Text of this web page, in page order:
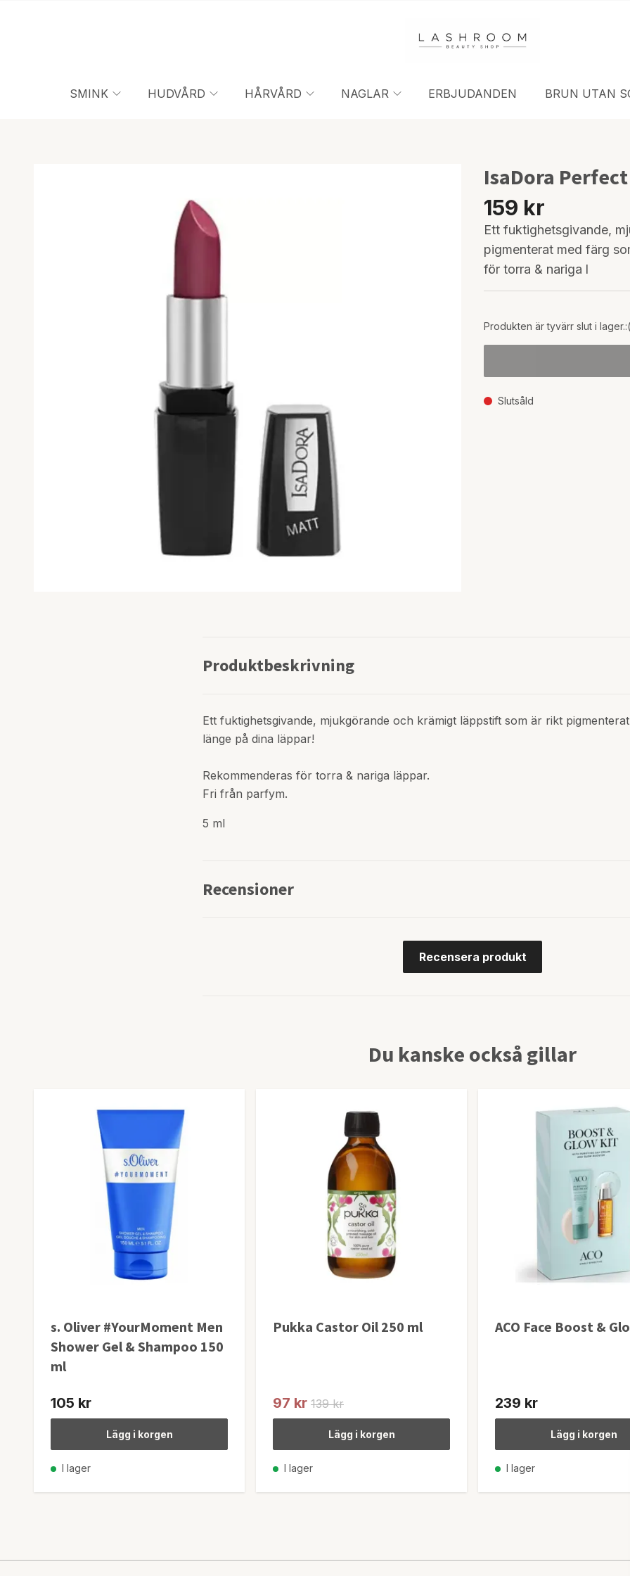
SMINK HUDVÅRD HÅRVÅRD NAGLAR ERBJUDANDEN BRUN UTAN
IsaDora
159 kr
Ett fuktighetsgivande,
pigmenterat med färg
för torra & nariga l
Produkten är tyvärr slut i lager.:(
Slutsåld
Produktbeskrivning
Ett fuktighetsgivande, mjukgörande och krämigt läppstift som är rikt
länge på dina läppar!
Rekommenderas för torra & nariga läppar.
Fri från parfym.
5 ml
Recensioner
Recensera produkt
Du kanske också gillar
s. Oliver #YourMoment Men
Shower Gel & Shampoo 150
ml
105 kr
Lägg i korgen
I lager
Pukka Castor Oil 250 ml
97 kr 139 kr
Lägg i korgen
I lager
ACO Face Boost &
239 kr
Lägg i korgen
I lager